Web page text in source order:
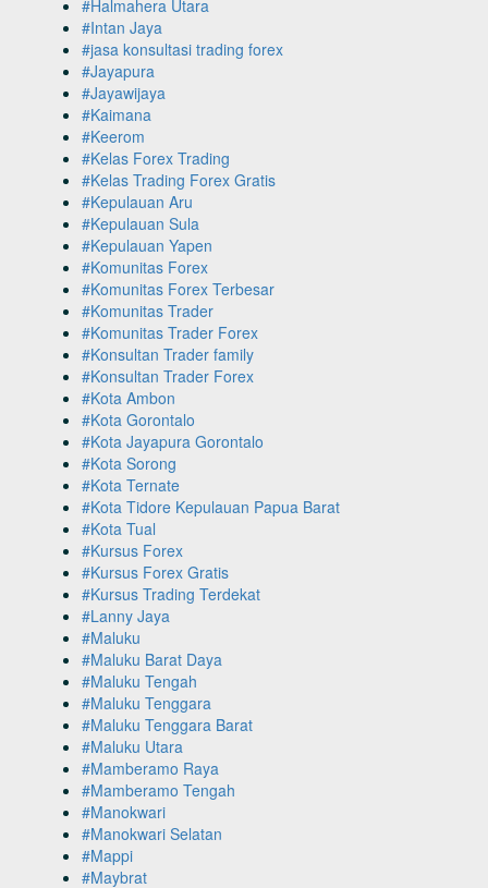
#Halmahera Utara
#Intan Jaya
#jasa konsultasi trading forex
#Jayapura
#Jayawijaya
#Kaimana
#Keerom
#Kelas Forex Trading
#Kelas Trading Forex Gratis
#Kepulauan Aru
#Kepulauan Sula
#Kepulauan Yapen
#Komunitas Forex
#Komunitas Forex Terbesar
#Komunitas Trader
#Komunitas Trader Forex
#Konsultan Trader family
#Konsultan Trader Forex
#Kota Ambon
#Kota Gorontalo
#Kota Jayapura Gorontalo
#Kota Sorong
#Kota Ternate
#Kota Tidore Kepulauan Papua Barat
#Kota Tual
#Kursus Forex
#Kursus Forex Gratis
#Kursus Trading Terdekat
#Lanny Jaya
#Maluku
#Maluku Barat Daya
#Maluku Tengah
#Maluku Tenggara
#Maluku Tenggara Barat
#Maluku Utara
#Mamberamo Raya
#Mamberamo Tengah
#Manokwari
#Manokwari Selatan
#Mappi
#Maybrat